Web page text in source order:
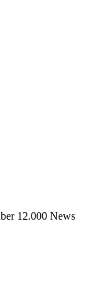
12.000 News